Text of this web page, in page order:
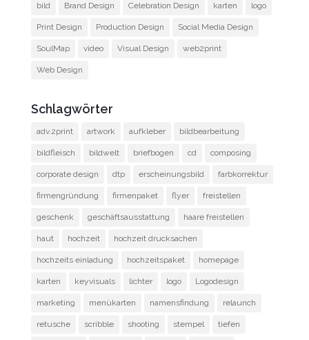
bild Brand Design Celebration Design karten logo
Print Design Production Design Social Media Design
SoulMap video Visual Design web2print
Web Design
Schlagwörter
adv.2print artwork aufkleber bildbearbeitung
bildfleisch bildwelt briefbogen cd composing
corporate design dtp erscheinungsbild farbkorrektur
firmengründung firmenpaket flyer freistellen
geschenk geschäftsausstattung haare freistellen
haut hochzeit hochzeit drucksachen
hochzeits einladung hochzeitspaket homepage
karten keyvisuals lichter logo Logodesign
marketing menükarten namensfindung relaunch
retusche scribble shooting stempel tiefen